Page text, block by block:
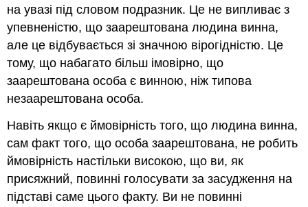
на увазі під словом подразник. Це не випливає з
упевненістю, що заарештована людина винна,
але це відбувається зі значною вірогідністю. Це
тому, що набагато більш імовірно, що
заарештована особа є винною, ніж типова
незаарештована особа.
Навіть якщо є ймовірність того, що людина винна,
сам факт того, що особа заарештована, не робить
ймовірність настільки високою, що ви, як
присяжний, повинні голосувати за засудження на
підставі саме цього факту. Ви не повинні